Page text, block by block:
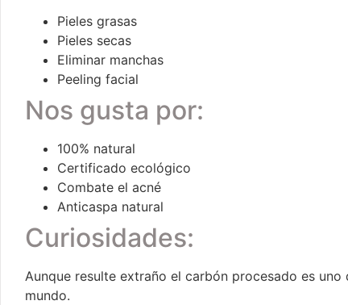
Pieles grasas
Pieles secas
Eliminar manchas
Peeling facial
Nos gusta por:
100% natural
Certificado ecológico
Combate el acné
Anticaspa natural
Curiosidades:
Aunque resulte extraño el carbón procesado es
mundo.